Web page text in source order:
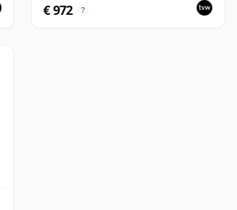
€ 972 ?